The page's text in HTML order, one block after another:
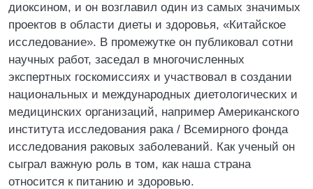
диоксином, и он возглавил один из самых значимых
проектов в области диеты и здоровья, «Китайское
исследование». В промежутке он публиковал сотни
научных работ, заседал в многочисленных
экспертных госкомиссиях и участвовал в создании
национальных и международных диетологических и
медицинских организаций, например Американского
института исследования рака / Всемирного фонда
исследования раковых заболеваний. Как ученый он
сыграл важную роль в том, как наша страна
относится к питанию и здоровью.